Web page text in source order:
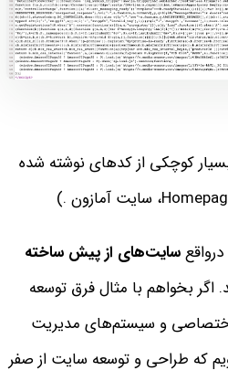
کوچکی از کدهای نوشته شده
سایت‌های از پیش ساخته
اگر بخواهم با مثال فرق توسعه
و سیستم‌های مدیریت
که طراحی و توسعه سایت از صفر